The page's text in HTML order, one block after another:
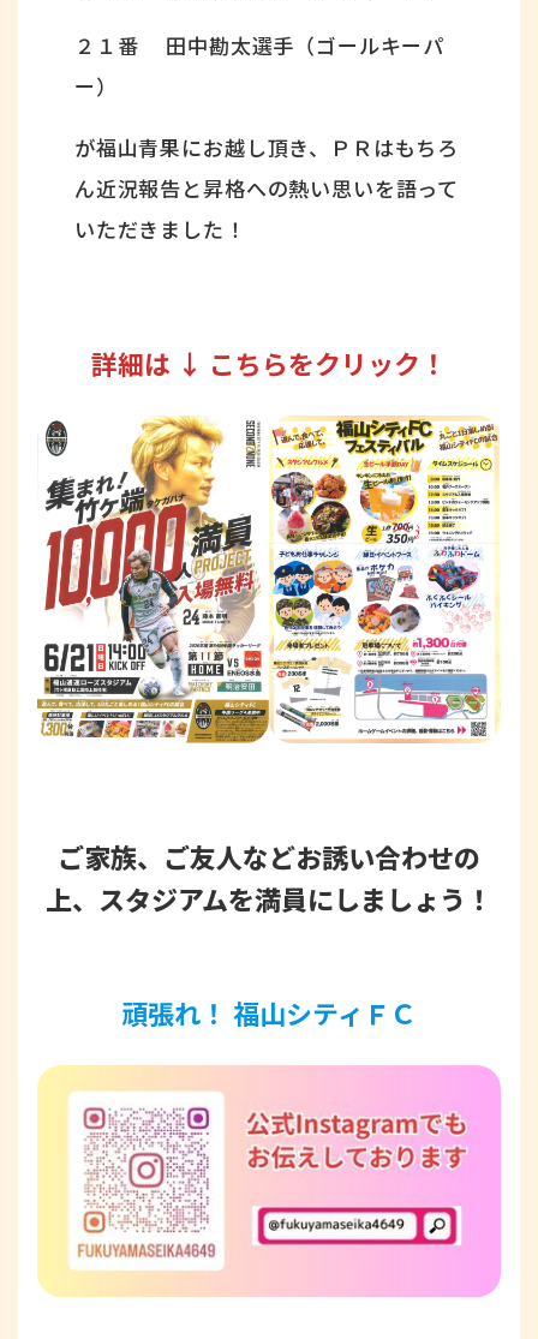
２１番 田中勘太選手（ゴールキーパ
ー）
が福山青果にお越し頂き、ＰＲはもちろ
ん近況報告と昇格への熱い思いを語って
いただきました！
詳細は ↓ こちらをクリック！
ご家族、ご友人などお誘い合わせの
上、スタジアムを満員にしましょう！
頑張れ！ 福山シティＦＣ